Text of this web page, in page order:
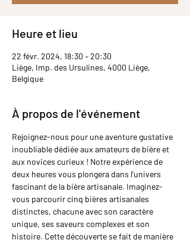
Heure et lieu
22 févr. 2024, 18:30 – 20:30
Liège, Imp. des Ursulines, 4000 Liège,
Belgique
À propos de l'événement
Rejoignez-nous pour une aventure gustative
inoubliable dédiée aux amateurs de bière et
aux novices curieux ! Notre expérience de
deux heures vous plongera dans l'univers
fascinant de la bière artisanale. Imaginez-
vous parcourir cinq bières artisanales
distinctes, chacune avec son caractère
unique, ses saveurs complexes et son
histoire. Cette découverte se fait de manière